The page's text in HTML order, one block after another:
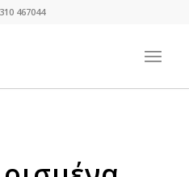
467044